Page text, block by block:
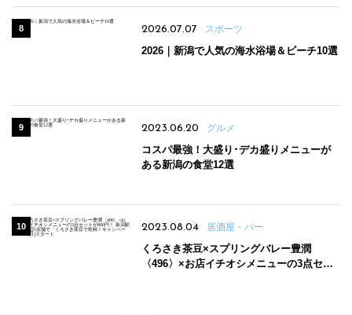
2026.07.07 スポーツ
2026｜新潟で人気の海水浴場＆ビーチ10選
2023.06.20 グルメ
コスパ最強！大盛り･デカ盛りメニューが
ある新潟の食堂12選
2023.08.04 居酒屋・バー
くろさき茶豆×スプリングバレー豊潤
〈496〉×お店イチオシメニューの3点セッ